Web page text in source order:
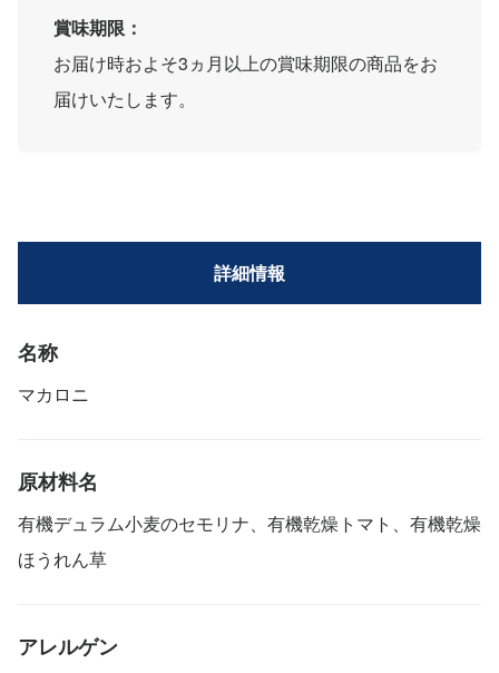
賞味期限：
お届け時およそ3ヵ月以上の賞味期限の商品をお
届けいたします。
詳細情報
名称
マカロニ
原材料名
有機デュラム小麦のセモリナ、有機乾燥トマト、有機乾燥
ほうれん草
アレルゲン